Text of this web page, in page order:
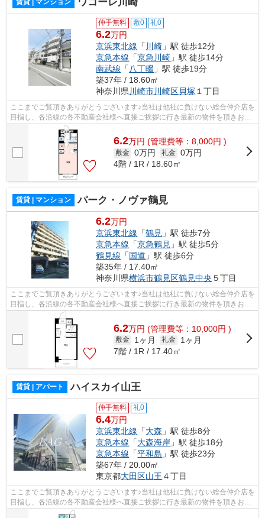
仲手無料 敷0 礼0
6.2万円
京浜東北線 「 川崎 」駅 徒歩12分
京急本線 「京急川崎 」駅 徒歩14分
南武線 「 八丁畷 」駅 徒歩19分
築37年 / 18.60㎡
神奈川県 川崎市川崎区貝塚 １丁目
ここまでご覧頂きありがとうございます♪当社は他社に負けない総合仲介店を
目指し、各沿線の各不動産会社様へ直接ご挨拶に行き最新の物件を頂きお客
様へ提供しております！最新の情報は...
6.2万円 (管理費等：8,000円 )
敷金 0万円 礼金 0万円
4階 / 1R / 18.60㎡
賃貸 | マンション パーク・ノヴァ鶴見
6.2万円
京浜東北線 「鶴見 」駅 徒歩7分
京急本線 「京急鶴見 」駅 徒歩5分
鶴見線 「国道 」駅 徒歩6分
築35年 / 17.40㎡
神奈川県横浜市鶴見区鶴見中央 ５丁目
ここまでご覧頂きありがとうございます♪当社は他社に負けない総合仲介店を
目指し、各沿線の各不動産会社様へ直接ご挨拶に行き最新の物件を頂きお客
様へ提供しております！最新の情報は...
6.2万円 (管理費等：10,000円 )
敷金 1ヶ月 礼金
1ヶ月
7階 / 1R / 17.40㎡
賃貸 | アパート ハイスカイ山王
仲手無料 礼0
6.4万円
京浜東北線 「大森 」駅 徒歩8分
京急本線 「大森海岸 」駅 徒歩18分
京急本線 「平和島 」駅 徒歩23分
築67年 / 20.00㎡
東京都大田区山王 ４丁目
ここまでご覧頂きありがとうございます♪当社は他社に負けない総合仲介店を
目指し、各沿線の各不動産会社様へ直接ご挨拶に行き最新の物件を頂きお客
様へ提供しております！最新の情報は...